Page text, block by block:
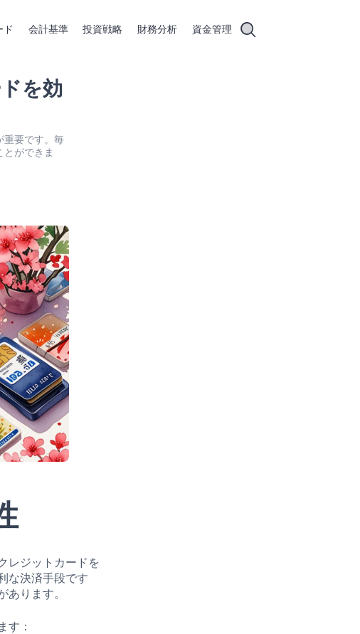
ド 会計基準 投資戦略 財務分析 資金管理
を効
重要です。毎
ができま
レジットカードを
な決済手段です
ります。
す：